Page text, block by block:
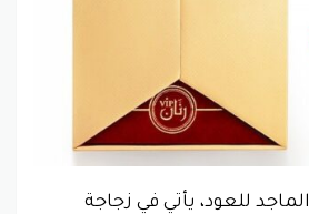
للعود، يأتي في زجاجة